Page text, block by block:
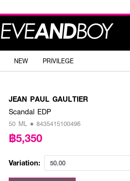
NEW PRIVILEGE
JEAN PAUL GAULTIER
Scandal EDP
50 ML • 8435415100496
฿5,350
Variation: 50.00